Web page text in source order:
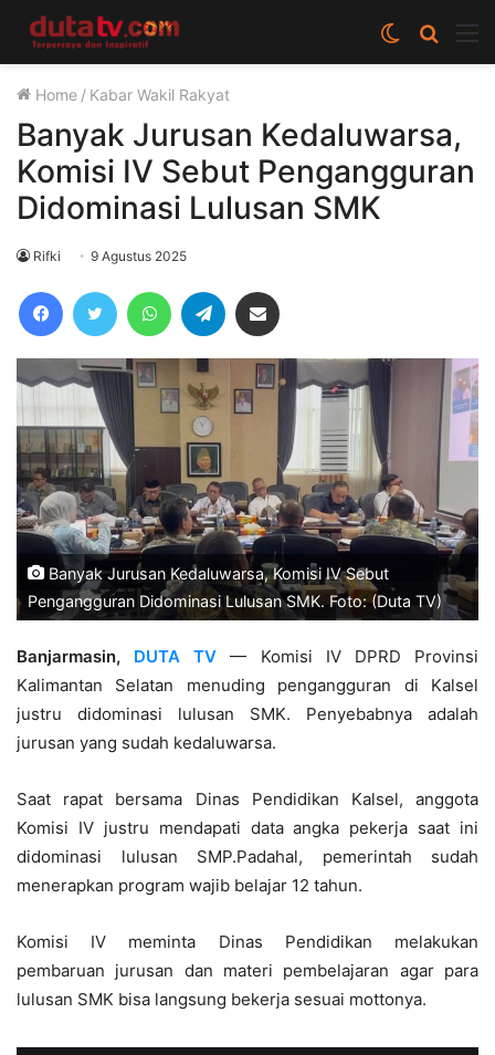
Cari
berita
Switch
skin
Home / Kabar Wakil Rakyat
Banyak Jurusan Kedaluwarsa,
Komisi IV Sebut Pengangguran
Didominasi Lulusan SMK
Rifki 9 Agustus 2025
FacebookTwitter WhatsAppTelegram
Banyak Jurusan Kedaluwarsa, Komisi IV Sebut
Pengangguran Didominasi Lulusan SMK. Foto: (Duta TV)
Banjarmasin, DUTA TV — Komisi IV DPRD Provinsi
Kalimantan Selatan menuding pengangguran di Kalsel
justru didominasi lulusan SMK. Penyebabnya adalah
jurusan yang sudah kedaluwarsa.
Saat rapat bersama Dinas Pendidikan Kalsel, anggota
Komisi IV justru mendapati data angka pekerja saat ini
didominasi lulusan SMP.Padahal, pemerintah sudah
menerapkan program wajib belajar 12 tahun.
Komisi IV meminta Dinas Pendidikan melakukan
pembaruan jurusan dan materi pembelajaran agar para
lulusan SMK bisa langsung bekerja sesuai mottonya.